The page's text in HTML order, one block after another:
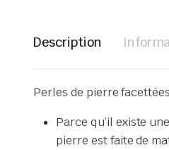
Description
Perles de pierre
Parce qu’il existe
pierre est faite de